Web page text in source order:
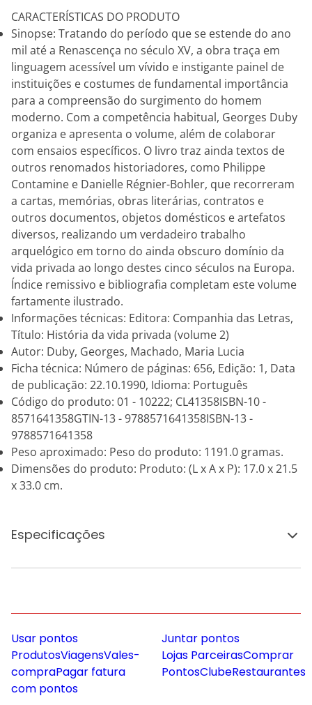
CARACTERÍSTICAS DO PRODUTO
Sinopse: Tratando do período que se estende do ano
mil até a Renascença no século XV, a obra traça em
linguagem acessível um vívido e instigante painel de
instituições e costumes de fundamental importância
para a compreensão do surgimento do homem
moderno. Com a competência habitual, Georges Duby
organiza e apresenta o volume, além de colaborar
com ensaios específicos. O livro traz ainda textos de
outros renomados historiadores, como Philippe
Contamine e Danielle Régnier-Bohler, que recorreram
a cartas, memórias, obras literárias, contratos e
outros documentos, objetos domésticos e artefatos
diversos, realizando um verdadeiro trabalho
arquelógico em torno do ainda obscuro domínio da
vida privada ao longo destes cinco séculos na Europa.
Índice remissivo e bibliografia completam este volume
fartamente ilustrado.
Informações técnicas: Editora: Companhia das Letras,
Título: História da vida privada (volume 2)
Autor: Duby, Georges, Machado, Maria Lucia
Ficha técnica: Número de páginas: 656, Edição: 1, Data
de publicação: 22.10.1990, Idioma: Português
Código do produto: 01 - 10222; CL41358ISBN-10 -
8571641358GTIN-13 - 9788571641358ISBN-13 -
9788571641358
Peso aproximado: Peso do produto: 1191.0 gramas.
Dimensões do produto: Produto: (L x A x P): 17.0 x 21.5
x 33.0 cm.
Especificações
Usar pontos
ProdutosViagensVales-
compraPagar fatura
com pontos
Juntar pontos
Lojas ParceirasComprar
PontosClubeRestaurantes